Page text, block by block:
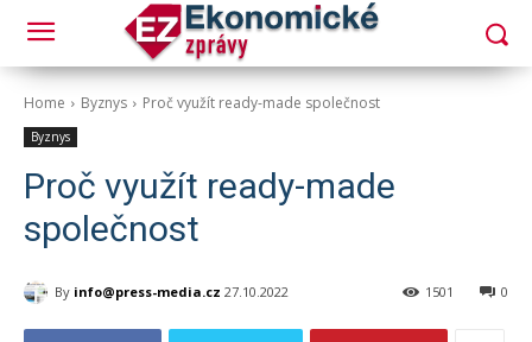
Home Byznys Proč využít ready-made společnost
Byznys
Proč využít ready-made
společnost
By info@press-media.cz 27.10.2022 0
1501